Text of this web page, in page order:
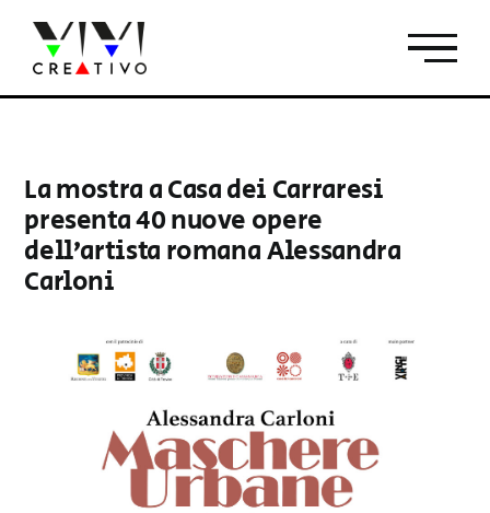
contenuto
La mostra a Casa dei Carraresi
presenta 40 nuove opere
dell’artista romana Alessandra
Carloni